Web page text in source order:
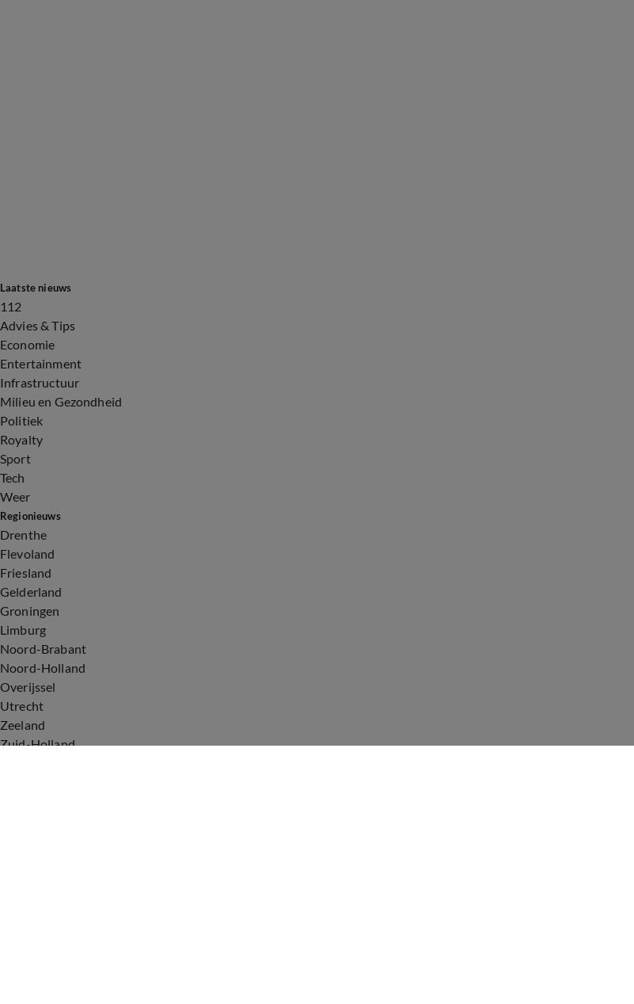
Laatste nieuws
112
Advies & Tips
Economie
Entertainment
Infrastructuur
Milieu en Gezondheid
Politiek
Royalty
Sport
Tech
Weer
Regionieuws
Drenthe
Flevoland
Friesland
Gelderland
Groningen
Limburg
Noord-Brabant
Noord-Holland
Overijssel
Utrecht
Zeeland
Zuid-Holland